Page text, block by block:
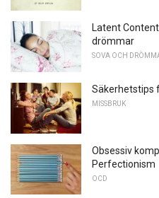
Latent
drömmar
SOVA OCH
Säkerhetstips
MISSBRUK
Obsessiv
Perfectionism
OCD